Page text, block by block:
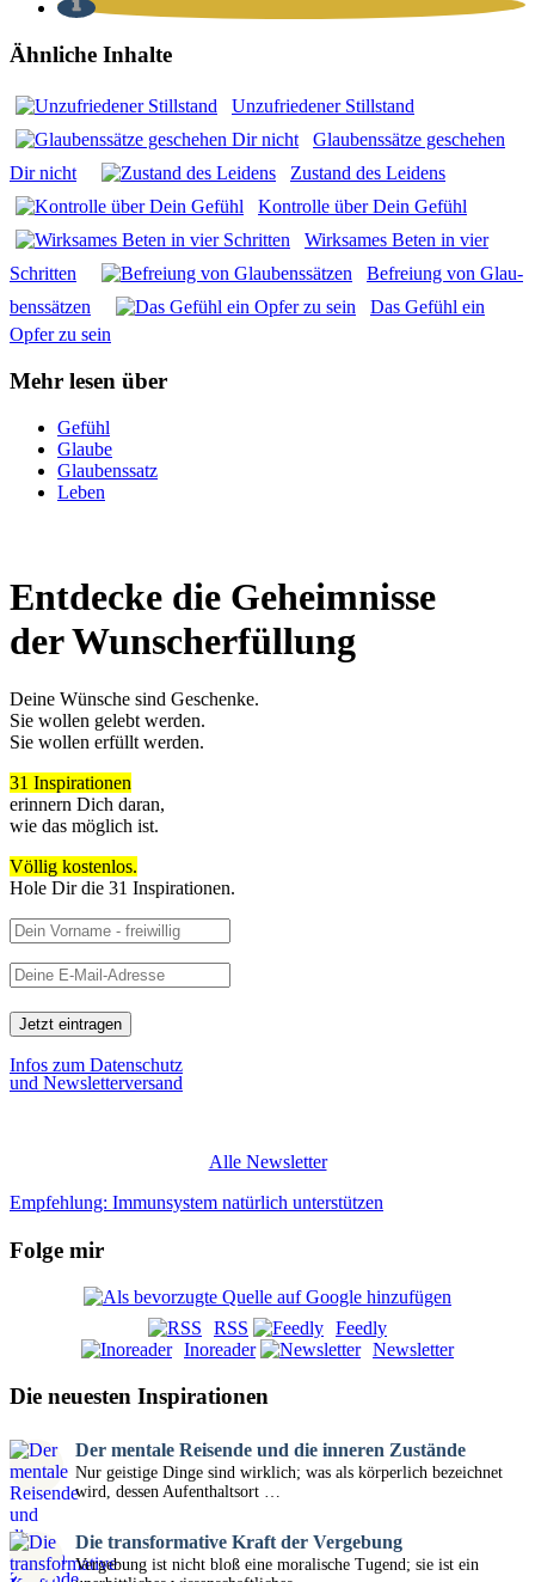
Ähnliche Inhalte
Unzu­frie­de­ner Still­stand
Glau­bens­sät­ze gesche­hen
Dir nicht
Zustand des Lei­dens
Kon­trol­le über Dein Gefühl
Wirk­sa­mes Beten in vier
Schrit­ten
Befrei­ung von Glau­
bens­sät­zen
Das Gefühl ein
Opfer zu sein
Mehr lesen über
Gefühl
Glaube
Glaubenssatz
Leben
Entdecke die Geheimnisse
der Wunscherfüllung
Deine Wünsche sind Geschenke.
Sie wollen gelebt werden.
Sie wollen erfüllt werden.
31 Inspirationen
erinnern Dich daran,
wie das möglich ist.
Völlig kostenlos.
Hole Dir die 31 Inspirationen.
Infos zum Datenschutz
und Newsletterversand
Alle Newsletter
Empfehlung: Immunsystem natürlich unterstützen
Folge mir
RSS
Feedly
Inoreader
Newsletter
Die neuesten Inspirationen
Der mentale Reisende und die inneren Zustände
Nur geistige Dinge sind wirklich; was als körperlich bezeichnet
wird, dessen Aufenthaltsort …
Die transformative Kraft der Vergebung
Vergebung ist nicht bloß eine moralische Tugend; sie ist ein